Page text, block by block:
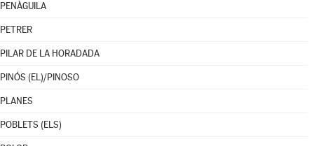
PENÀGUILA
PETRER
PILAR DE LA HORADADA
PINÓS (EL)/PINOSO
PLANES
POBLETS (ELS)